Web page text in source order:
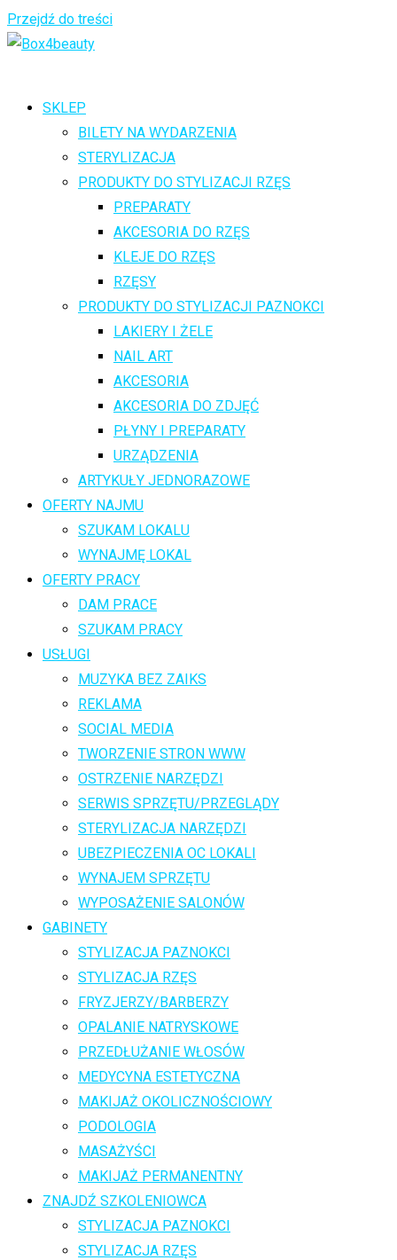
Przejdź do treści
SKLEP
BILETY NA WYDARZENIA
STERYLIZACJA
PRODUKTY DO STYLIZACJI RZĘS
PREPARATY
AKCESORIA DO RZĘS
KLEJE DO RZĘS
RZĘSY
PRODUKTY DO STYLIZACJI PAZNOKCI
LAKIERY I ŻELE
NAIL ART
AKCESORIA
AKCESORIA DO ZDJĘĆ
PŁYNY I PREPARATY
URZĄDZENIA
ARTYKUŁY JEDNORAZOWE
OFERTY NAJMU
SZUKAM LOKALU
WYNAJMĘ LOKAL
OFERTY PRACY
DAM PRACE
SZUKAM PRACY
USŁUGI
MUZYKA BEZ ZAIKS
REKLAMA
SOCIAL MEDIA
TWORZENIE STRON WWW
OSTRZENIE NARZĘDZI
SERWIS SPRZĘTU/PRZEGLĄDY
STERYLIZACJA NARZĘDZI
UBEZPIECZENIA OC LOKALI
WYNAJEM SPRZĘTU
WYPOSAŻENIE SALONÓW
GABINETY
STYLIZACJA PAZNOKCI
STYLIZACJA RZĘS
FRYZJERZY/BARBERZY
OPALANIE NATRYSKOWE
PRZEDŁUŻANIE WŁOSÓW
MEDYCYNA ESTETYCZNA
MAKIJAŻ OKOLICZNOŚCIOWY
PODOLOGIA
MASAŻYŚCI
MAKIJAŻ PERMANENTNY
ZNAJDŹ SZKOLENIOWCA
STYLIZACJA PAZNOKCI
STYLIZACJA RZĘS